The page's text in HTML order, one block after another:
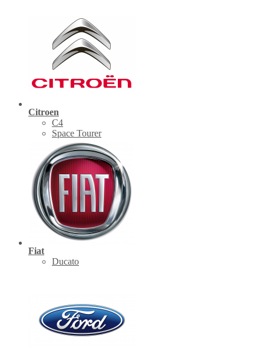
Citroen
C4
Space Tourer
Fiat
Ducato